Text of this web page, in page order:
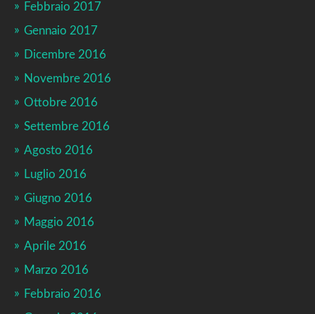
Febbraio 2017
Gennaio 2017
Dicembre 2016
Novembre 2016
Ottobre 2016
Settembre 2016
Agosto 2016
Luglio 2016
Giugno 2016
Maggio 2016
Aprile 2016
Marzo 2016
Febbraio 2016